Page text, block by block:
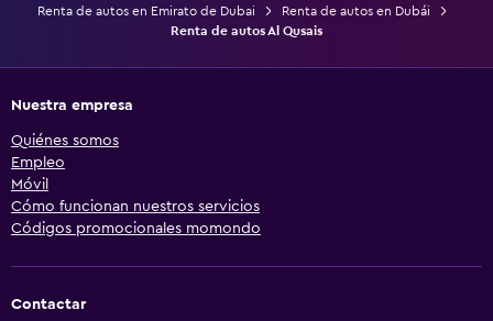
Renta de autos en Emirato de Dubai
Renta de autos en Dubái
Renta de autos Al Qusais
Nuestra empresa
Quiénes somos
Empleo
Móvil
Cómo funcionan nuestros servicios
Códigos promocionales momondo
Contactar